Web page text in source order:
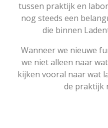
tussen praktijk en
nog steeds een
die binnen
Wanneer we nieuwe
we niet alleen naar
kijken vooral naar wat
de praktijk